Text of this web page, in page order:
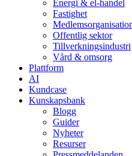
Energi & el-handel
Fastighet
Offentlig sektor
Tillverkningsindustri
Vård & omsorg
Plattform
AI
Kundcase
Kunskapsbank
Blogg
Guider
Nyheter
Resurser